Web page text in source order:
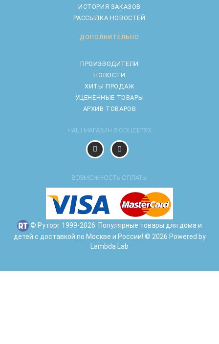
ИСТОРИЯ ЗАКАЗОВ
РАССЫЛКА НОВОСТЕЙ
ДОПОЛНИТЕЛЬНО
ПРОИЗВОДИТЕЛИ
НОВОСТИ
ХИТЫ ПРОДАЖ
УЦЕНЕННЫЕ ТОВАРЫ
АРХИВ ТОВАРОВ
НАШ МАГАЗИН В СОЦСЕТЯХ
ВОЗМОЖНОСТЬ ОПЛАТЫ
© Руторг 1999-2026. Популярные товары для дома и
детей с доставкой по Москве и России! © 2026 Powered by
Lambda Lab